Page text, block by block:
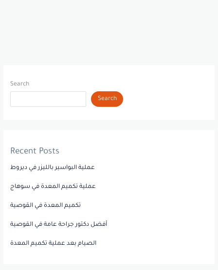
Search
Search
Recent Posts
عملية البواسير بالليزر في ديروط
عملية تكميم المعدة في سوهاج
تكميم المعدة في القوصية
أفضل دكتور جراحة عامة في القوصية
الصيام بعد عملية تكميم المعدة